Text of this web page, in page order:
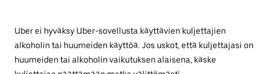
Uber ei hyväksy Uber-sovellusta käyttävien kuljettajien
alkoholin tai huumeiden käyttöä. Jos uskot, että kuljettajasi on
huumeiden tai alkoholin vaikutuksen alaisena, käske